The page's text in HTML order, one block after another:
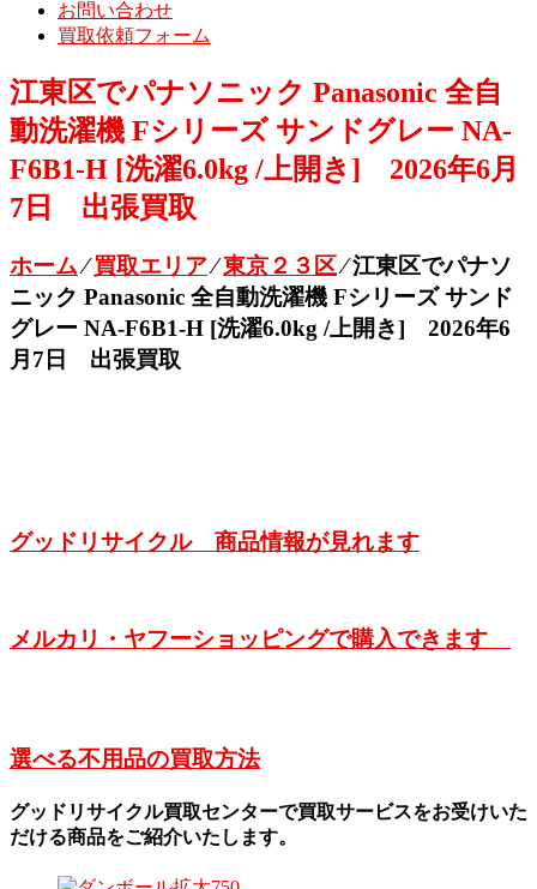
お問い合わせ
買取依頼フォーム
江東区でパナソニック Panasonic 全自
動洗濯機 Fシリーズ サンドグレー NA-
F6B1-H [洗濯6.0kg /上開き] 2026年6月
7日 出張買取
ホーム⁄買取エリア⁄東京２３区⁄江東区でパナソ
ニック Panasonic 全自動洗濯機 Fシリーズ サンド
グレー NA-F6B1-H [洗濯6.0kg /上開き] 2026年6
月7日 出張買取
グッドリサイクル 商品情報が見れます
メルカリ・ヤフーショッピングで購入できます
選べる不用品の買取方法
グッドリサイクル買取センターで買取サービスをお受けいた
だける商品をご紹介いたします。